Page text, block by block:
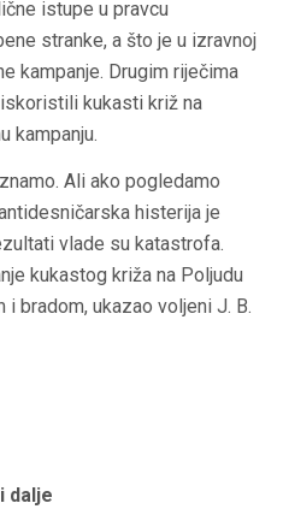
istupe u pravcu
stranke, a što je u izravnoj
kampanje. Drugim riječima
kukasti križ na
kampanju.
Ali ako pogledamo
histerija je
vlade su katastrofa.
kukastog križa na Poljudu
bradom, ukazao voljeni J. B.
dalje